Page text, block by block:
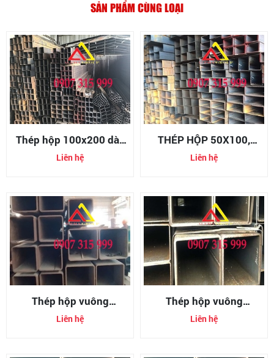
SẢN PHẨM CÙNG LOẠI
Thép hộp 100x200 dày
10mm/10ly
Liên hệ
THÉP HỘP 50X100,
THÉP HỘP 100X50,
THÉP HỘP CHỮ NHẬT
Liên hệ
Thép hộp vuông
300x300x5mm
(300x300x5ly)
Liên hệ
Thép hộp vuông
300x300x10mm
(300x300x10ly)
Liên hệ